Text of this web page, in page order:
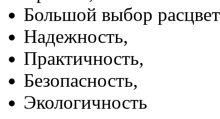
Большой выбор
Надежность,
Практичность,
Безопасность,
Экологичность